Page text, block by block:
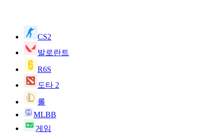
CS2
발로란트
R6S
도타 2
롤
MLBB
게임